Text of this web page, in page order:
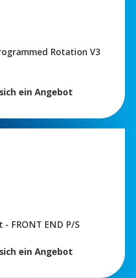
Rotation V3
ein Angebot
FRONT END P/S
ein Angebot